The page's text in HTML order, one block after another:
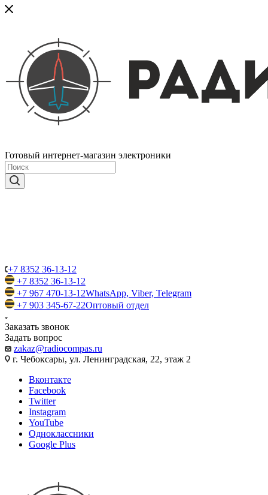
Готовый интернет-магазин электроники
+7 8352 36-13-12
+7 8352 36-13-12
+7 967 470-13-12WhatsApp, Viber, Telegram
+7 903 345-67-22Оптовый отдел
Заказать звонок
Задать вопрос
zakaz@radiocompas.ru
г. Чебоксары, ул. Ленинградская, 22, этаж 2
Вконтакте
Facebook
Twitter
Instagram
YouTube
Одноклассники
Google Plus